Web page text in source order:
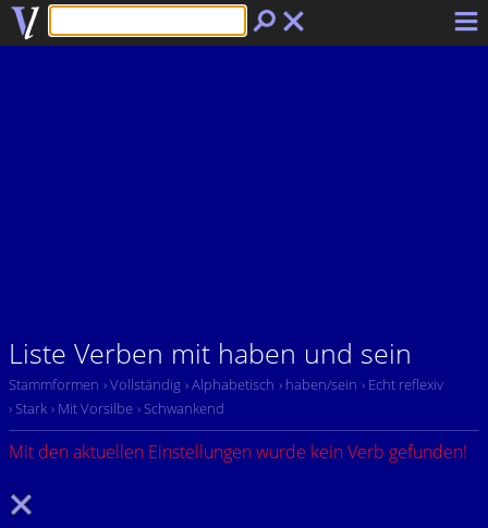
Liste Verben mit haben und sein
Stammformen › Vollständig › Alphabetisch › haben/sein › Echt reflexiv
› Stark › Mit Vorsilbe › Schwankend
Mit den aktuellen Einstellungen wurde kein Verb gefunden!